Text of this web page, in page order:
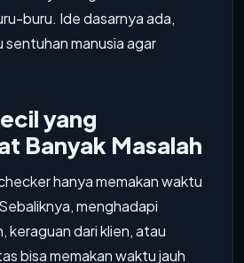
buru. Ide dasarnya ada,
manusia agar
yang
Banyak Masalah
hanya memakan waktu
menghadapi
keraguan dari klien, atau
bisa memakan waktu jauh